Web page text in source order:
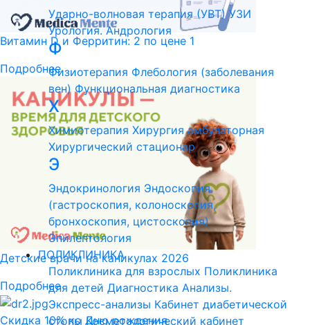
Витамин D и Ферритин: 2 по цене 1
Подробнее
Детские врачи на каникулах 2026
Подробнее
Скидка 10% ко Дню рождения
Ударно-волновая терапия (УВТ) УЗИ
Урология. Андрология
Ф
Физиотерапия Флебология (заболевания
вен) Функциональная диагностика
Х
Химиотерапия Хирургия амбулаторная
Хирургический стационар
Э
Эндокринология Эндоскопия
(гастроскопия, колоноскопия,
бронхоскопия, цистоскопия)
Эпилептология
ПОЛИКЛИНИКА
Поликлиника для взрослых Поликлиника
для детей Диагностика Анализы.
Экспресс-анализы Кабинет диабетической
стопы Косметологический кабинет